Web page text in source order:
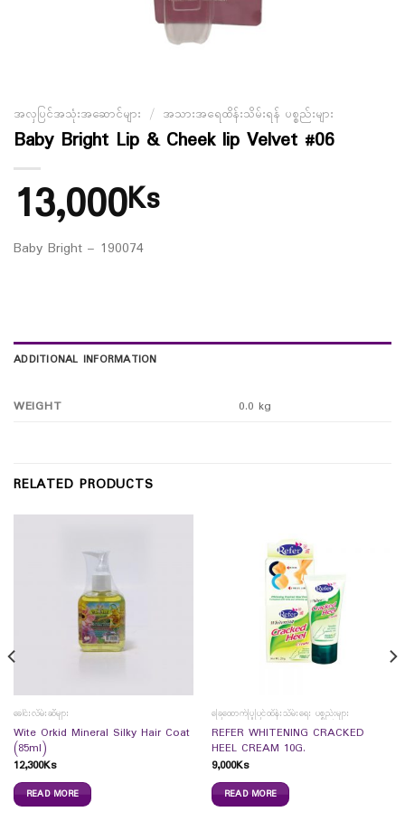
အလှပြင်အသုံးအဆောင်များ / အသားအရေထိန်းသိမ်းရန် ပစ္စည်းများ
Baby Bright Lip & Cheek lip Velvet #06
13,000Ks
Baby Bright – 190074
ADDITIONAL INFORMATION
WEIGHT 0.0 kg
RELATED PRODUCTS
ခေါင်းလိမ်းဆီများ
Wite Orkid Mineral Silky Hair Coat
(85ml)
12,300Ks
READ MORE
ခြေထောက်ပြုပြင်ထိန်းသိမ်းရေး ပစ္စည်းများ
REFER WHITENING CRACKED
HEEL CREAM 10G.
9,000Ks
READ MORE